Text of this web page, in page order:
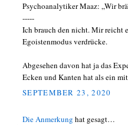
Psychoanalytiker Maaz: „Wir
-----
Ich brauch den nicht. Mir reicht
Egoistenmodus verdrücke.
Abgesehen davon hat ja das
Ecken und Kanten hat als ein
SEPTEMBER 23, 2020
Die Anmerkung hat gesagt…